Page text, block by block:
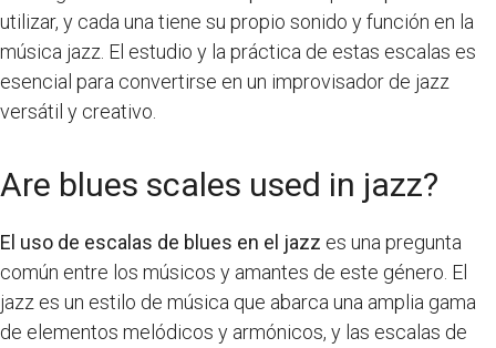
utilizar, y cada una tiene su propio sonido y función en la
música jazz. El estudio y la práctica de estas escalas es
esencial para convertirse en un improvisador de jazz
versátil y creativo.
Are blues scales used in jazz?
El uso de escalas de blues en el jazz es una pregunta
común entre los músicos y amantes de este género. El
jazz es un estilo de música que abarca una amplia gama
de elementos melódicos y armónicos, y las escalas de